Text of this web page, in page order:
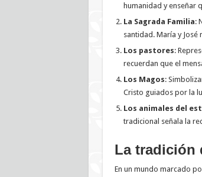
humanidad y enseñar
La Sagrada Familia:
santidad. María y
Los pastores:
recuerdan que el
Los Magos:
Cristo guiados por la
Los animales del
tradicional señala la
La tradición
En un mundo marcado